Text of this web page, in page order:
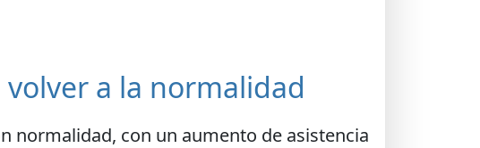
a la normalidad
normalidad, con un aumento de asistencia